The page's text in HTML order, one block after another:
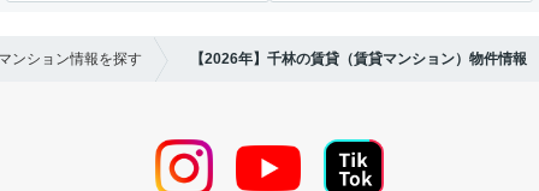
ンション情報を探す 【2026年】千林の賃貸（賃貸マンション）物件情報